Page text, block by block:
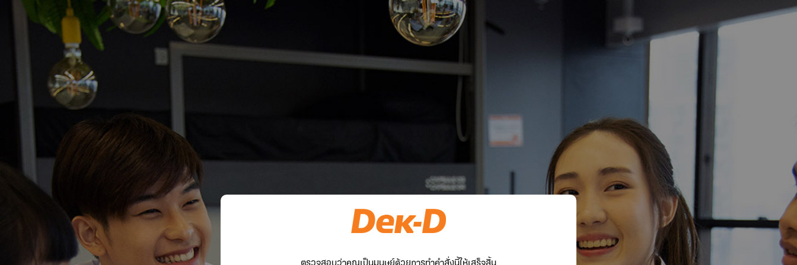
ตรวจสอบว่าคุณเป็นมนุษย์ด้วยการทำคำสั่งนี้ให้เสร็จสิ้น